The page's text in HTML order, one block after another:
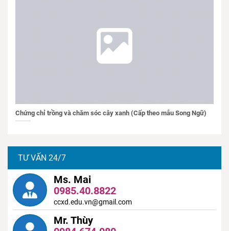
Chứng chỉ trồng và chăm sóc cây xanh (Cấp theo mẫu Song Ngữ)
TƯ VẤN 24/7
Ms. Mai
0985.40.8822
ccxd.edu.vn@gmail.com
Mr. Thùy